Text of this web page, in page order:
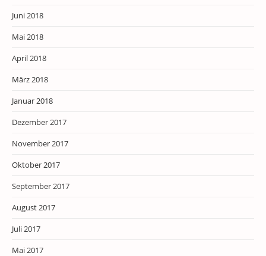
Juni 2018
Mai 2018
April 2018
März 2018
Januar 2018
Dezember 2017
November 2017
Oktober 2017
September 2017
August 2017
Juli 2017
Mai 2017